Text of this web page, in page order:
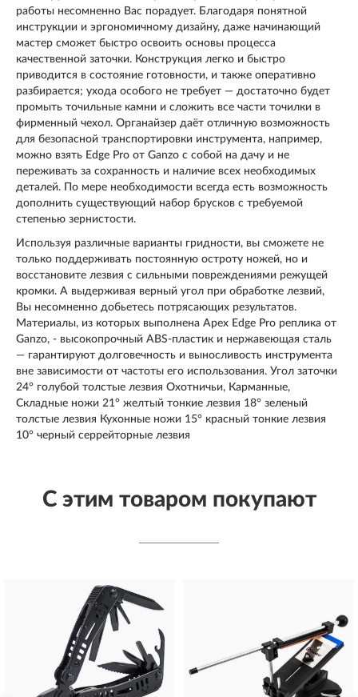
работы несомненно Вас порадует. Благодаря понятной
инструкции и эргономичному дизайну, даже начинающий
мастер сможет быстро освоить основы процесса
качественной заточки. Конструкция легко и быстро
приводится в состояние готовности, и также оперативно
разбирается; ухода особого не требует — достаточно будет
промыть точильные камни и сложить все части точилки в
фирменный чехол. Органайзер даёт отличную возможность
для безопасной транспортировки инструмента, например,
можно взять Edge Pro от Ganzo с собой на дачу и не
переживать за сохранность и наличие всех необходимых
деталей. По мере необходимости всегда есть возможность
дополнить существующий набор брусков с требуемой
степенью зернистости.
Используя различные варианты гридности, вы сможете не
только поддерживать постоянную остроту ножей, но и
восстановите лезвия с сильными повреждениями режущей
кромки. А выдерживая верный угол при обработке лезвий,
Вы несомненно добьетесь потрясающих результатов.
Материалы, из которых выполнена Apex Edge Pro реплика от
Ganzo, - высокопрочный ABS-пластик и нержавеющая сталь
— гарантируют долговечность и выносливость инструмента
вне зависимости от частоты его использования. Угол заточки
24° голубой толстые лезвия Охотничьи, Карманные,
Складные ножи 21° желтый тонкие лезвия 18° зеленый
толстые лезвия Кухонные ножи 15° красный тонкие лезвия
10° черный серрейторные лезвия
С этим товаром покупают